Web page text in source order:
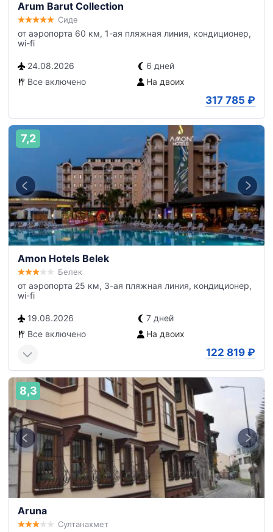
Arum Barut Collection
Сиде
от аэропорта 60 км, 1-ая пляжная линия, кондиционер,
wi-fi
24.08.2026
6 дней
Все включено
На двоих
317 785 ₽
7,2
Amon Hotels Belek
Белек
от аэропорта 25 км, 3-ая пляжная линия, кондиционер,
wi-fi
19.08.2026
7 дней
Все включено
На двоих
122 819 ₽
8,3
Aruna
Султанахмет